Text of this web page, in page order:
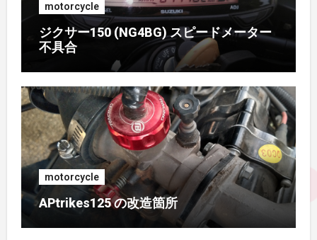
2016年6月 (3)
2016年5月 (4)
2016年4月 (2)
2015年11月 (2)
2015年9月 (3)
2015年8月 (2)
motorcycle
ジクサー150 (NG4BG) スピードメーター
不具合
motorcycle
APtrikes125 の改造箇所